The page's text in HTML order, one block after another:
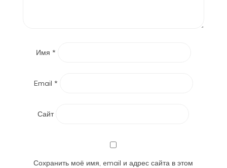
Имя *
Email *
Сайт
Сохранить моё имя, email и адрес сайта в этом